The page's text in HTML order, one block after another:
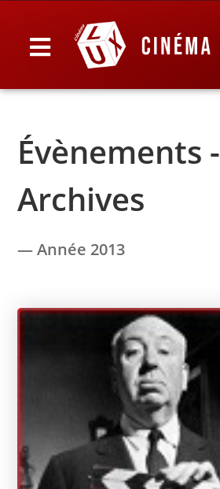
Évènements -
Archives
— Année 2013